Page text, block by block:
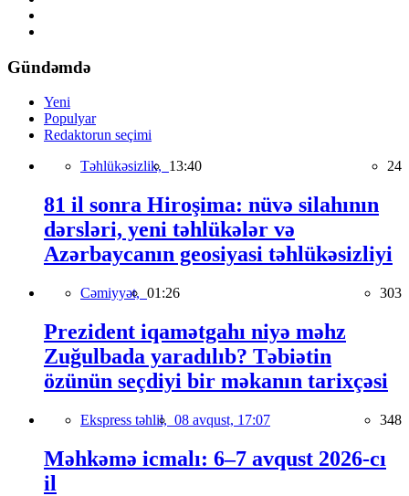
Gündəmdə
Yeni
Populyar
Redaktorun seçimi
Təhlükəsizlik, 13:40 24
81 il sonra Hiroşima: nüvə silahının
dərsləri, yeni təhlükələr və
Azərbaycanın geosiyasi təhlükəsizliyi
Cəmiyyət, 01:26 303
Prezident iqamətgahı niyə məhz
Zuğulbada yaradılıb? Təbiətin
özünün seçdiyi bir məkanın tarixçəsi
Ekspress təhlil, 08 avqust, 17:07 348
Məhkəmə icmalı: 6–7 avqust 2026-cı
il